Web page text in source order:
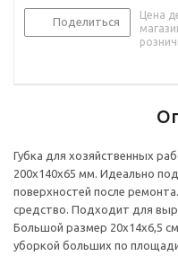
Поделиться
Цена
Губка для хозяйственных
200x140x65 мм. Идеально
поверхностей после
средство. Подходит для
Большой размер 20x14x6,5
уборкой больших по